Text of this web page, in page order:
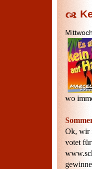
wo
Ok, wir
votet